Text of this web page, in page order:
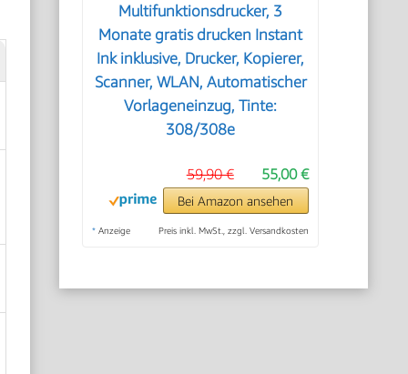
Multifunktionsdrucker, 3
Monate gratis drucken Instant
Ink inklusive, Drucker, Kopierer,
Scanner, WLAN, Automatischer
Vorlageneinzug, Tinte:
308/308e
55,00 €
59,90 €
Bei Amazon ansehen
* Anzeige Preis inkl. MwSt., zzgl. Versandkosten